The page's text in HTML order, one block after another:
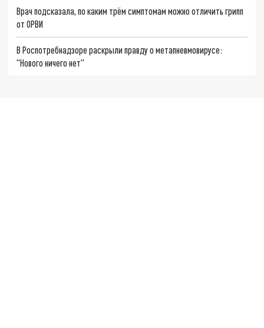
Врач подсказала, по каким трём симптомам можно отличить грипп
от ОРВИ
В Роспотребнадзоре раскрыли правду о метапневмовирусе:
"Нового ничего нет"